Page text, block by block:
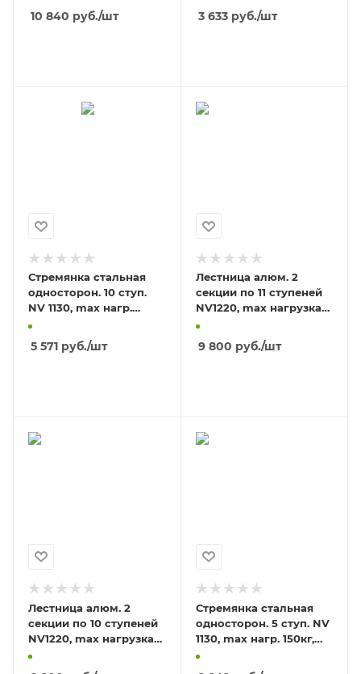
мм, max нагрузка 120кг
10 840 руб./шт
площадки 1,04м
3 633руб./шт
Стремянка стальная
односторон. 10 ступ.
NV 1130, max нагр.
150кг, высота
площадки 2,17м
5 571 руб./шт
Лестница алюм. 2
секции по 11 ступеней
NV1220, max нагрузка
150кг
9 800 руб./шт
Лестница алюм. 2
секции по 10 ступеней
NV1220, max нагрузка
150кг
Стремянка стальная
односторон. 5 ступ. NV
1130, max нагр. 150кг,
высота площадки 1,04м